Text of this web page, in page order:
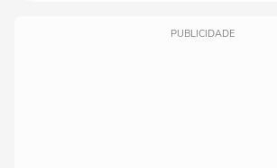
PUBLICIDADE